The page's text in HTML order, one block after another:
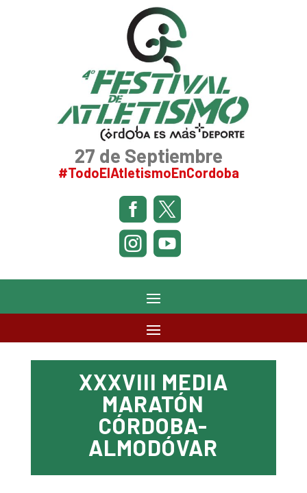
27 de Septiembre
#TodoElAtletismoEnCordoba




XXXVIII MEDIA
MARATÓN
CÓRDOBA-
ALMODÓVAR